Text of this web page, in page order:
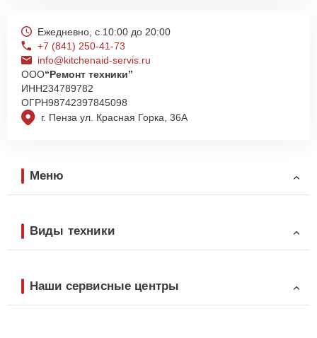
г. Пенза ул. Красная Горка, 36А
Ежедневно, с 10:00 до 20:00
+7 (841) 250-41-73
info@kitchenaid-servis.ru
ООО“Ремонт техники”
ИНН234789782
ОГРН98742397845098
Меню
Виды техники
Наши сервисные центры